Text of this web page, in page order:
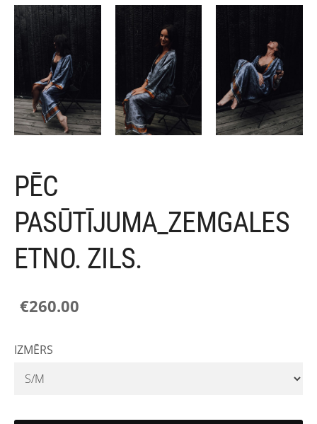
PĒC
PASŪTĪJUMA_ZEMGALES
ETNO. ZILS.
€260.00
IZMĒRS